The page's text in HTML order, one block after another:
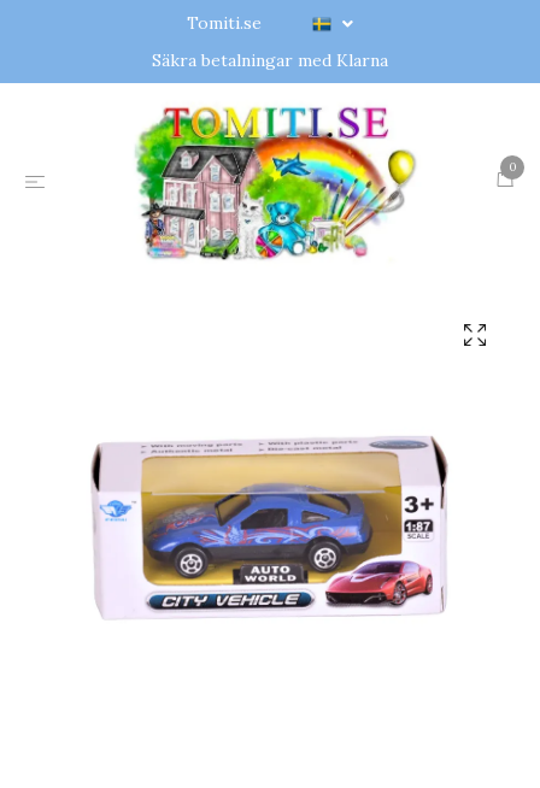
Tomiti.se
Säkra betalningar med Klarna
0